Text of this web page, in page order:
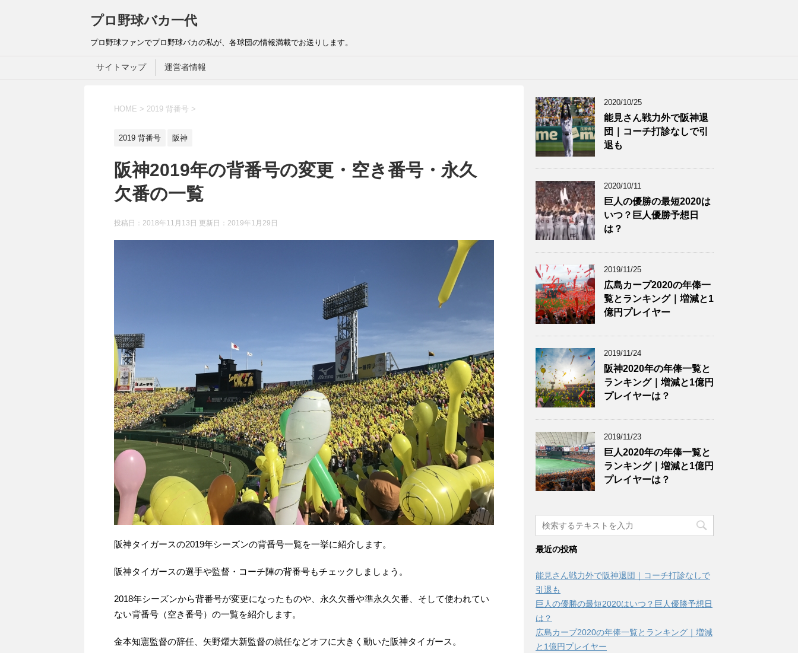
プロ野球バカ一代
プロ野球ファンでプロ野球バカの私が、各球団の情報満載でお送りします。
サイトマップ 運営者情報
HOME > 2019 背番号 >
2019 背番号 阪神
阪神2019年の背番号の変更・空き番号・永久
欠番の一覧
投稿日：2018年11月13日 更新日： 2019年1月29日
阪神タイガースの2019年シーズンの背番号一覧を一挙に紹介します。
阪神タイガースの選手や監督・コーチ陣の背番号もチェックしましょう。
2018年シーズンから背番号が変更になったものや、永久欠番や準永久欠番、そして使われてい
ない背番号（空き番号）の一覧を紹介します。
金本知憲監督の辞任、矢野燿大新監督の就任などオフに大きく動いた阪神タイガース。
2020/10/25
能見さん戦力外で阪神退
団｜コーチ打診なしで引
退も
2020/10/11
巨人の優勝の最短2020は
いつ？巨人優勝予想日
は？
2019/11/25
広島カープ2020の年俸一
覧とランキング｜増減と1
億円プレイヤー
2019/11/24
阪神2020年の年俸一覧と
ランキング｜増減と1億円
プレイヤーは？
2019/11/23
巨人2020年の年俸一覧と
ランキング｜増減と1億円
プレイヤーは？
最近の投稿
能見さん戦力外で阪神退団｜コーチ打診なしで
引退も
巨人の優勝の最短2020はいつ？巨人優勝予想日
は？
広島カープ2020の年俸一覧とランキング｜増減
と1億円プレイヤー